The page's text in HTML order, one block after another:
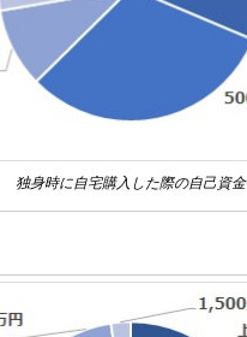
独身時に自宅購入した際の自己資金